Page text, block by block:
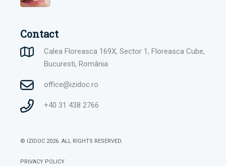
Contact
Calea Floreasca 169X, Sector 1, Floreasca Cube,
Bucuresti, România
office@izidoc.ro
+40 31 438 2766
© IZIDOC 2026. ALL RIGHTS RESERVED.
PRIVACY POLICY